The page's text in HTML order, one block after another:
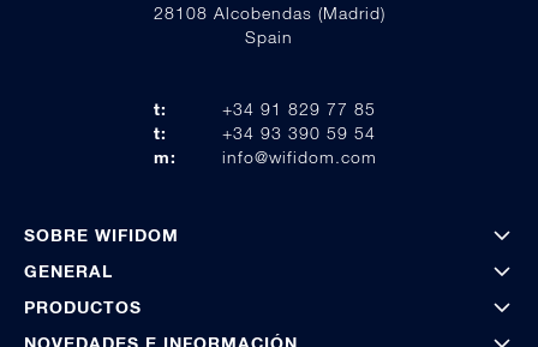
28108 Alcobendas (Madrid)
Spain
t:
+34 91 829 77 85
t:
+34 93 390 59 54
m:
info@wifidom.com
SOBRE WIFIDOM
GENERAL
PRODUCTOS
NOVEDADES E INFORMACIÓN